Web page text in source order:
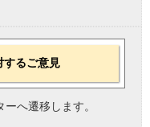
するご意見
へ遷移します。